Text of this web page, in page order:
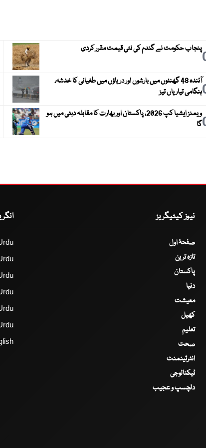
پنجاب حکومت نے گندم کی نئی قیمت مقرر کردی
آئندہ 48 گھنٹوں میں بارشوں اور دریاؤں میں طغیانی کا خدشہ،
ہنگامی تیاریاں تیز
ویمنز ایشیا کپ 2026، پاکستان اور بھارت کا مقابلہ دبئی میں ہو
گا
نیوز کیٹیگریز
صفحۂ اول
تازہ ترین
پاکستان
دنیا
معیشت
کھیل
تعلیم
صحت
انٹرٹینمنٹ
ٹیکنالوجی
دلچسپ و عجیب